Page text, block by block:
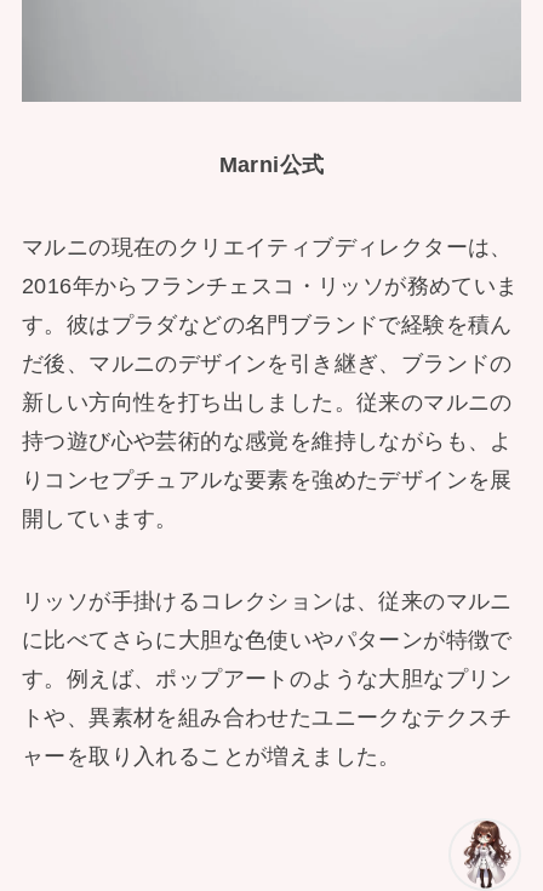
Marni公式
マルニの現在のクリエイティブディレクターは、
2016年からフランチェスコ・リッソが務めていま
す。彼はプラダなどの名門ブランドで経験を積ん
だ後、マルニのデザインを引き継ぎ、ブランドの
新しい方向性を打ち出しました。従来のマルニの
持つ遊び心や芸術的な感覚を維持しながらも、よ
りコンセプチュアルな要素を強めたデザインを展
開しています。
リッソが手掛けるコレクションは、従来のマルニ
に比べてさらに大胆な色使いやパターンが特徴で
す。例えば、ポップアートのような大胆なプリン
トや、異素材を組み合わせたユニークなテクスチ
ャーを取り入れることが増えました。